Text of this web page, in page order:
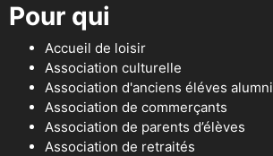
Pour qui
Accueil de loisir
Association culturelle
Association d'anciens éléves alumni
Association de commerçants
Association de parents d’élèves
Association de retraités